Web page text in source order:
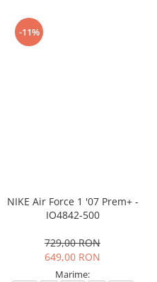
-11%
NIKE Air Force 1 '07 Prem+ -
IO4842-500
729,00 RON
649,00 RON
Marime: